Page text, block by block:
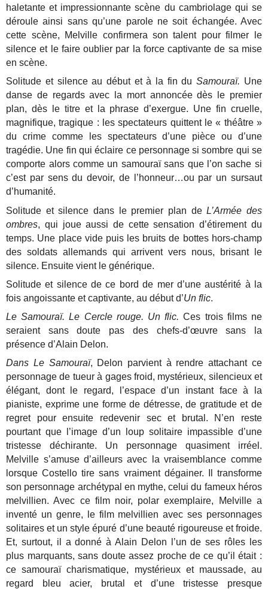
haletante et impressionnante scène du cambriolage qui se
déroule ainsi sans qu’une parole ne soit échangée. Avec
cette scène, Melville confirmera son talent pour filmer le
silence et le faire oublier par la force captivante de sa mise
en scène.
Solitude et silence au début et à la fin duSamouraï. Une
danse de regards avec la mort annoncée dès le premier
plan, dès le titre et la phrase d’exergue. Une fin cruelle,
magnifique, tragique : les spectateurs quittent le « théâtre »
du crime comme les spectateurs d’une pièce ou d’une
tragédie. Une fin qui éclaire ce personnage si sombre qui se
comporte alors comme un samouraï sans que l’on sache si
c’est par sens du devoir, de l’honneur…ou par un sursaut
d’humanité.
Solitude et silence dans le premier plan deL’Armée des
ombres, qui joue aussi de cette sensation d’étirement du
temps. Une place vide puis les bruits de bottes hors-champ
des soldats allemands qui arrivent vers nous, brisant le
silence. Ensuite vient le générique.
Solitude et silence de ce bord de mer d’une austérité à la
fois angoissante et captivante, au début d’Un flic.
Le Samouraï. Le Cercle rouge. Un flic. Ces trois films ne
seraient sans doute pas des chefs-d’œuvre sans la
présence d’Alain Delon.
Dans Le Samouraï, Delon parvient à rendre attachant ce
personnage de tueur à gages froid, mystérieux, silencieux et
élégant, dont le regard, l’espace d’un instant face à la
pianiste, exprime une forme de détresse, de gratitude et de
regret pour ensuite redevenir sec et brutal. N’en reste
pourtant que l’image d’un loup solitaire impassible d’une
tristesse déchirante. Un personnage quasiment irréel.
Melville s’amuse d’ailleurs avec la vraisemblance comme
lorsque Costello tire sans vraiment dégainer. Il transforme
son personnage archétypal en mythe, celui du fameux héros
melvillien. Avec ce film noir, polar exemplaire, Melville a
inventé un genre, le film melvillien avec ses personnages
solitaires et un style épuré d’une beauté rigoureuse et froide.
Et, surtout, il a donné à Alain Delon l’un de ses rôles les
plus marquants, sans doute assez proche de ce qu’il était :
ce samouraï charismatique, mystérieux et maussade, au
regard bleu acier, brutal et d’une tristesse presque